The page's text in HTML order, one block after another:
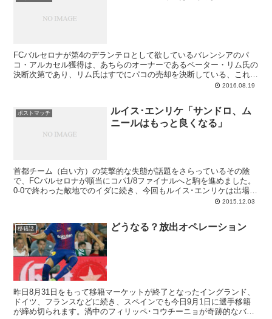
で盛り上がり中なり。
FCバルセロナが第4のデランテロとして欲しているバレンシアのパ
コ・アルカセル獲得は、あちらのオーナーであるペーター・リム氏の
決断次第であり、リム氏はすでにパコの売却を決断している、これが
カタルーニャ方面スポーツメディアの共通した認識です。バレンシア
タルチSDが「我々は彼を売りたくはない」とコメントしています
が、オーナーの考えはまた別のようで。来週になればおそらく答えは
出るでしょうから、あと少し続報を待つこととしましょう。気になる
のはむしろ、ムニールの去就です。
2016.08.19
ポストマッチ
ルイス･エンリケ「サンドロ、ム
ニールはもっと良くなる」
首都チーム（白い方）の笑撃的な失態が話題をさらっているその陰
で、FCバルセロナが順当にコパ1/8ファイナルへと駒を進めました。
0-0で終わった敵地でのイダに続き、今回もルイス･エンリケは出場時
間の少ない選手たちを中心に先発イレブンを編成。そのイダではセグ
主役となったのは、ついについにゴール日照りを終わらせたサンドロ
（ハットトリック）とムニール（ダブル）。この試合がきっかけとな
り、若きデランテロたちのゴール感覚が戻ってくることに期待です。
2015.12.03
移籍話 どうなる？放出オペレーション
昨日8月31日をもって移籍マーケットが終了となったイングランド、
ドイツ、フランスなどに続き、スペインでも今日9月1日に選手移籍
が締め切られます。渦中のフィリッペ･コウチーニョが奇跡的なバル